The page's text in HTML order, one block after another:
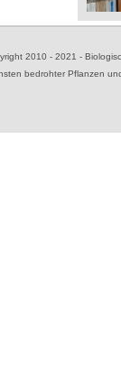
2010 - 2021 -
bedrohter Pflanzen